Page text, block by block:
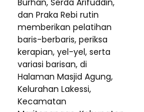
Burhan, Serda Arifuddin,
dan Praka Rebi rutin
memberikan pelatihan
baris-berbaris, periksa
kerapian, yel-yel, serta
variasi barisan, di
Halaman Masjid Agung,
Kelurahan Lakessi,
Kecamatan